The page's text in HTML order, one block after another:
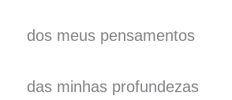
dos meus pensamentos
das minhas profundezas